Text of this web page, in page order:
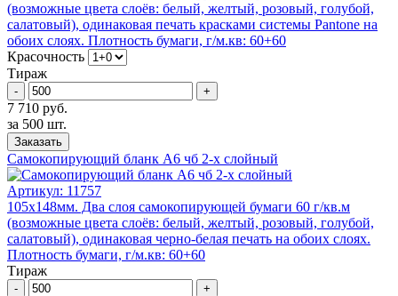
(возможные цвета слоёв: белый, желтый, розовый, голубой,
салатовый), одинаковая печать красками системы Pantone на
обоих слоях. Плотность бумаги, г/м.кв: 60+60
Красочность
Тираж
- +
7 710 руб.
за 500 шт.
Заказать
Самокопирующий бланк А6 чб 2-x слойный
Артикул: 11757
105х148мм. Два слоя самокопирующей бумаги 60 г/кв.м
(возможные цвета слоёв: белый, желтый, розовый, голубой,
салатовый), одинаковая черно-белая печать на обоих слоях.
Плотность бумаги, г/м.кв: 60+60
Тираж
- +